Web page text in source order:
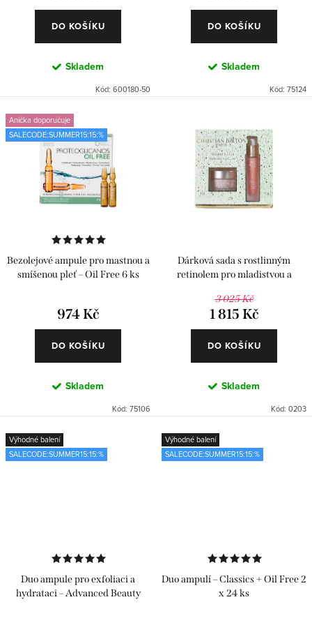
DO KOŠÍKU
Skladem
Kód: 600180-50
DO KOŠÍKU
Skladem
Kód: 75124
Anička doporučuje
SALECODE:SUMMER15:15:%
Bezolejové ampule pro mastnou a
smíšenou pleť – Oil Free 6 ks
974 Kč
DO KOŠÍKU
Skladem
Kód: 75106
Dárková sada s rostlinným
retinolem pro mladistvou a
3 025 Kč
1 815 Kč
DO KOŠÍKU
Skladem
Kód: 0203
Výhodné balení
SALECODE:SUMMER15:15:%
Duo ampule pro exfoliaci a
hydrataci – Advanced Beauty
Výhodné balení
SALECODE:SUMMER15:15:%
Duo ampulí – Classics + Oil Free 2
x 24 ks